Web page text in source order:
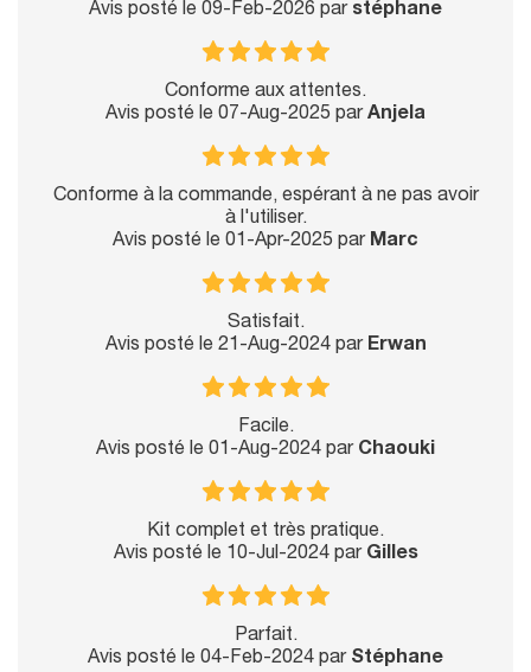
Avis posté le 09-Feb-2026 par stéphane
Conforme aux attentes.
Avis posté le 07-Aug-2025 parAnjela
Conforme à la commande, espérant à ne pas avoir
à l'utiliser.
Avis posté le 01-Apr-2025 par Marc
Satisfait.
Avis posté le 21-Aug-2024 par Erwan
Facile.
Avis posté le 01-Aug-2024 par Chaouki
Kit complet et très pratique.
Avis posté le 10-Jul-2024 par Gilles
Parfait.
Avis posté le 04-Feb-2024 par Stéphane